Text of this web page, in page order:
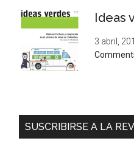
Ideas
3 abril,
SUSCRIBIRSE A LA